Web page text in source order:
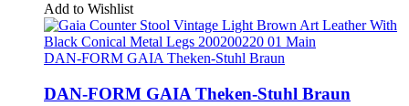
Add to Wishlist
DAN-FORM GAIA Theken-Stuhl Braun
DAN-FORM GAIA Theken-Stuhl Braun